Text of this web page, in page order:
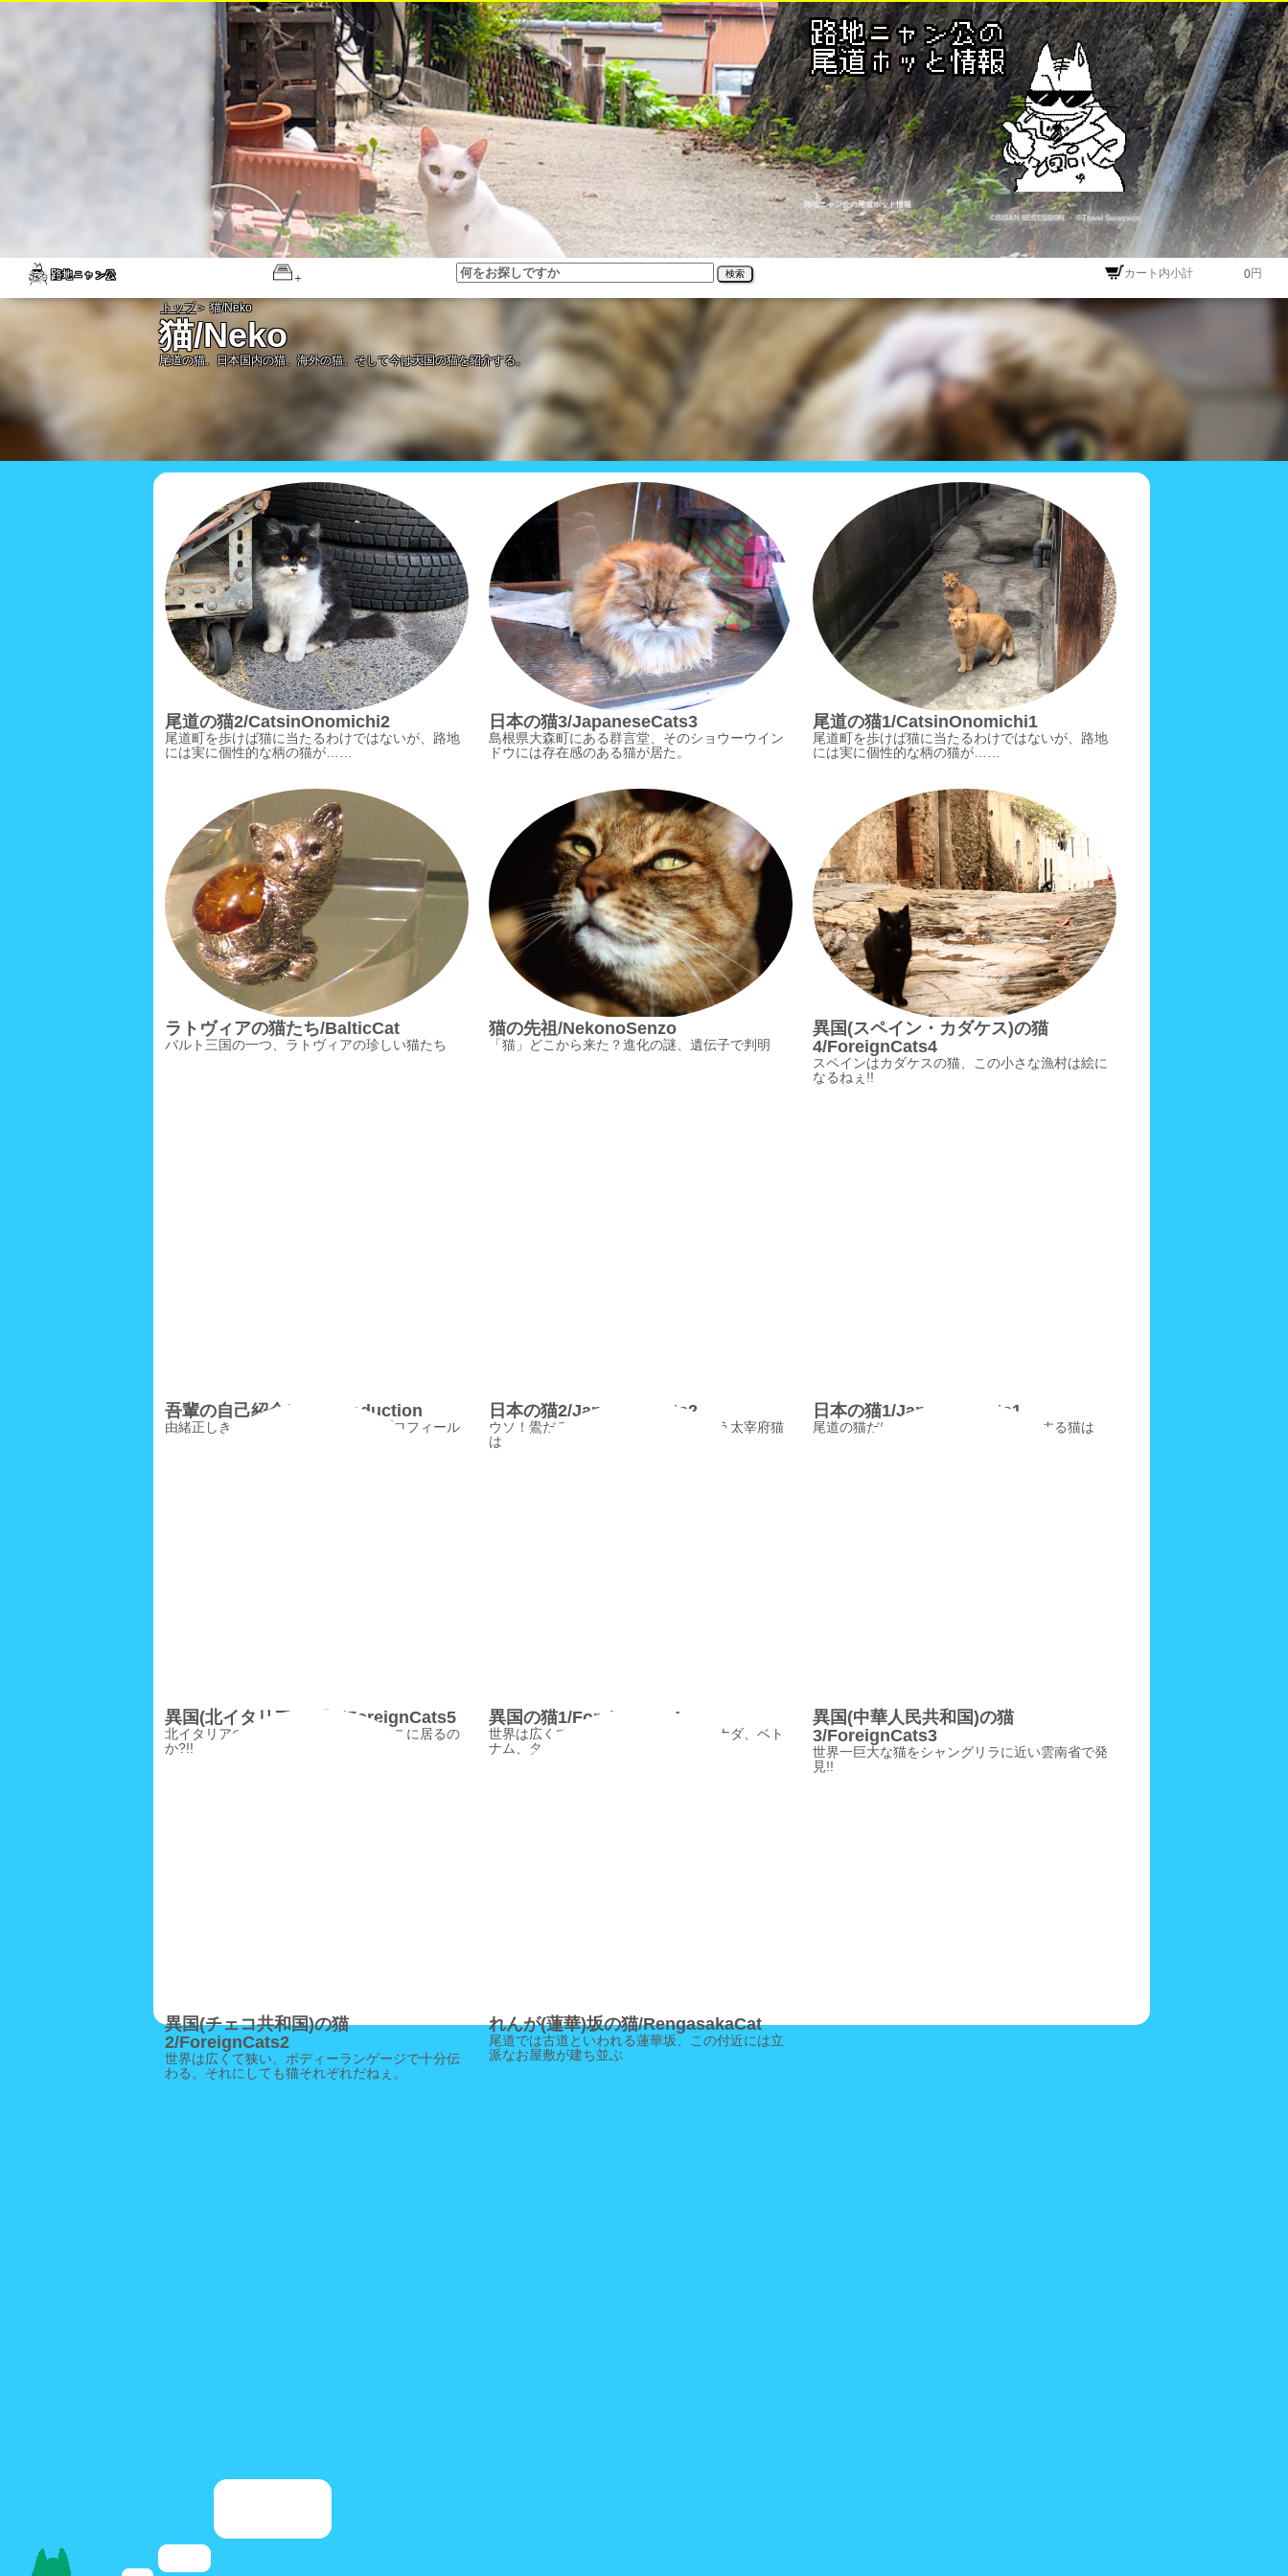
路地ニャン公の尾道ホット情報
©BISAN SECESSION・ ©Travel Secession
検索 カート内小計 円
トップ＞ 猫/Neko
猫/Neko
尾道の猫、日本国内の猫、海外の猫、そして今は天国の猫を紹介する。
尾道の猫2/CatsinOnomichi2
尾道町を歩けば猫に当たるわけではないが、路地
には実に個性的な柄の猫が……
日本の猫3/JapaneseCats3
島根県大森町にある群言堂、そのショウーウイン
ドウには存在感のある猫が居た。
尾道の猫1/CatsinOnomichi1
尾道町を歩けば猫に当たるわけではないが、路地
には実に個性的な柄の猫が……
ラトヴィアの猫たち/BalticCat
バルト三国の一つ、ラトヴィアの珍しい猫たち
猫の先祖/NekonoSenzo
「猫」どこから来た？進化の謎、遺伝子で判明
異国(スペイン・カダケス)の猫
4/ForeignCats4
スペインはカダケスの猫、この小さな漁村は絵に
なるねぇ!!
吾輩の自己紹介/SelfIntroduction
由緒正しき、吾輩・路地ニャン公のプロフィール
日本の猫2/JapaneseCats2
ウソ！鷽だろう、この猫ったら、という太宰府猫
は
日本の猫1/JapaneseCats1
尾道の猫だけではご不満な方にご紹介する猫は
異国(北イタリア)の猫5/ForeignCats5
北イタリアの冬の寒空、ニャン公はどこに居るの
か?!!
異国の猫1/ForeignCats1
世界は広くて狭い。紹介するのは、カナダ、ベト
ナム、タイとタヒチの猫
異国(中華人民共和国)の猫
3/ForeignCats3
世界一巨大な猫をシャングリラに近い雲南省で発
見!!
異国(チェコ共和国)の猫
2/ForeignCats2
世界は広くて狭い。ボディーランゲージで十分伝
わる。それにしても猫それぞれだねぇ。
れんが(蓮華)坂の猫/RengasakaCat
尾道では古道といわれる蓮華坂、この付近には立
派なお屋敷が建ち並ぶ